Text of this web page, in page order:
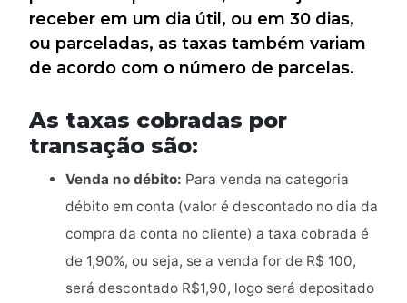
receber em um dia útil, ou em 30 dias,
ou parceladas, as taxas também variam
de acordo com o número de parcelas.
As taxas cobradas por
transação são:
Venda no débito: Para venda na categoria
débito em conta (valor é descontado no dia da
compra da conta no cliente) a taxa cobrada é
de 1,90%, ou seja, se a venda for de R$ 100,
será descontado R$1,90, logo será depositado